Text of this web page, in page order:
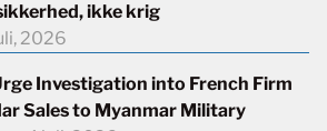
ikke krig
2026
Investigation into French Firm
Sales to Myanmar Military